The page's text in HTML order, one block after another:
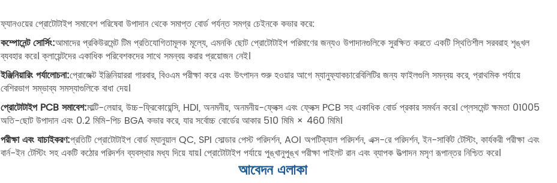
ফ্যানওয়ের প্রোটোটাইপ সমাবেশ পরিষেবা উপাদান থেকে সমাপ্ত বোর্ড পর্যন্ত সমগ্র চেইনকে কভার করে:
কম্পোনেন্ট সোর্সিং:আমাদের প্রকিউরমেন্ট টিম প্রতিযোগিতামূলক মূল্যে, এমনকি ছোট প্রোটোটাইপ পরিমাণের জন্যও উপাদানগুলিকে সুরক্ষিত করতে একটি স্থিতিশীল সরবরাহ শৃঙ্খল
ব্যবহার করে। ক্লায়েন্টদের একাধিক পরিবেশকদের সাথে সমন্বয় করার প্রয়োজন নেই।
ইঞ্জিনিয়ারিং পর্যালোচনা:প্রোজেক্ট ইঞ্জিনিয়াররা গারবার, বিওএম পরীক্ষা করে এবং উৎপাদন শুরু হওয়ার আগে ম্যানুফ্যাকচারেবিলিটির জন্য ফাইলগুলি সমন্বয় করে, প্রাথমিক পর্যায়ে
বেশিরভাগ সম্ভাব্য সমস্যাগুলিকে বাধা দেয়।
প্রোটোটাইপ PCB সমাবেশ:মাল্টি-লেয়ার, উচ্চ-ফ্রিকোয়েন্সি, HDI, অনমনীয়, অনমনীয়-ফ্লেক্স এবং ফ্লেক্স PCB সহ একাধিক বোর্ড প্রকার সমর্থন করে। প্লেসমেন্ট ক্ষমতা 01005
অতি-ছোট উপাদান এবং 0.2 মিমি-পিচ BGA কভার করে, যার সর্বোচ্চ বোর্ডের আকার 510 মিমি × 460 মিমি।
পরীক্ষা এবং যাচাইকরণ:প্রতিটি প্রোটোটাইপ বোর্ড ম্যানুয়াল QC, SPI সোল্ডার পেস্ট পরিদর্শন, AOI অপটিক্যাল পরিদর্শন, এক্স-রে পরিদর্শন, ইন-সার্কিট টেস্টিং, কার্যকরী পরীক্ষা এবং
বার্ন-ইন টেস্টিং সহ একটি কঠোর পরিদর্শন ব্যবস্থার মধ্য দিয়ে যায়। প্রোটোটাইপ পর্যায়ে পুঙ্খানুপুঙ্খ পরীক্ষা পাইলট রান এবং ব্যাপক উত্পাদন মসৃণ রূপান্তর নিশ্চিত করে।
আবেদন এলাকা